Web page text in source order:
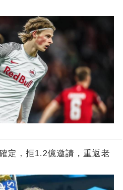
定，拒1.2億邀請，重返老